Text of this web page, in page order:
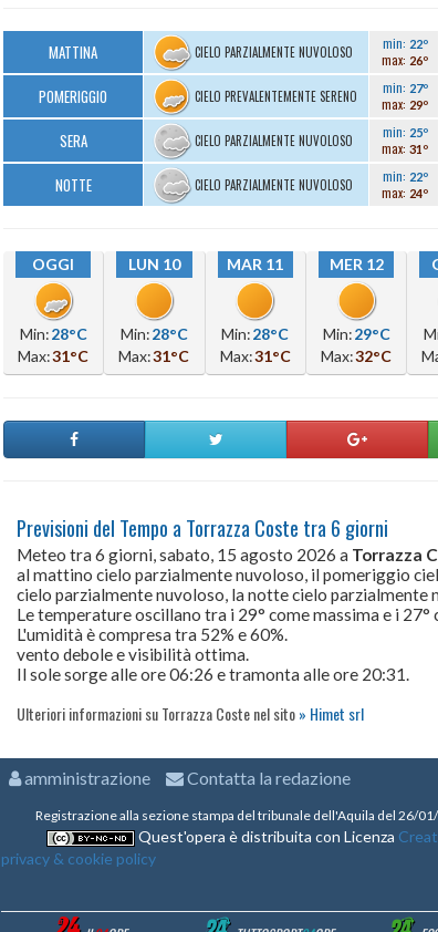
MATTINA CIELO PARZIALMENTE NUVOLOSO min: 22º
max: 26º
POMERIGGIO CIELO PREVALENTEMENTE SERENO min: 27º
max: 29º
SERA CIELO PARZIALMENTE NUVOLOSO min: 25º
max: 31º
NOTTE CIELO PARZIALMENTE NUVOLOSO min: 22º
max: 24º
OGGI
Min:28°C
Max:31°C
LUN 10
Min:28°C
Max:31°C
MAR 11
Min:28°C
Max:31°C
MER 12
Min:29°C
Max:32°C
Previsioni del Tempo a Torrazza Coste tra 6 giorni
Meteo tra 6 giorni, sabato, 15 agosto 2026 a Torrazza
al mattino cielo parzialmente nuvoloso, il pomeriggio
cielo parzialmente nuvoloso, la notte cielo parzialmente
Le temperature oscillano tra i 29° come massima e i 27°
L'umidità è compresa tra 52% e 60%.
vento debole e visibilità ottima.
Il sole sorge alle ore 06:26 e tramonta alle ore 20:31.
Ulteriori informazioni su Torrazza Coste nel sito Himet srl
amministrazione Contatta la redazione
Registrazione alla sezione stampa del tribunale dell'Aquila del 26/
Quest'opera è distribuita con Licenza
privacy & cookie policy